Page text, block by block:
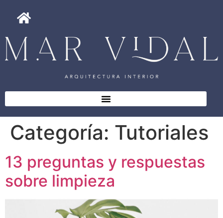
Categoría: Tutoriales
13 preguntas y respuestas
sobre limpieza